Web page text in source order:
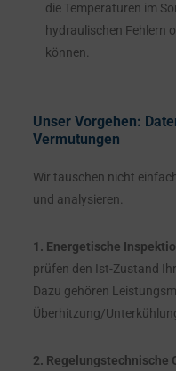
die Temperaturen im
hydraulischen Fehlern
können.
Unser Vorgehen:
Vermutungen
Wir tauschen nicht
und analysieren.
1. Energetische
prüfen den Ist-Zustand
Dazu gehören
Überhitzung/
2. Regelungstechnische